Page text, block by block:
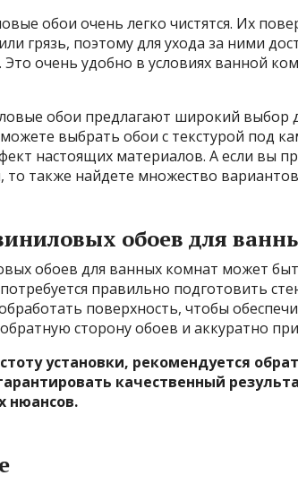
обои очень легко чистятся. Их
грязь, поэтому для ухода за ними
очень удобно в условиях ванной
обои предлагают широкий выбор
выбрать обои с текстурой под
настоящих материалов. А если вы
то также найдете множество
обоев для
обоев для ванных комнат может
правильно подготовить
поверхность, чтобы
сторону обоев и аккуратно
установки, рекомендуется
качественный
нюансов.